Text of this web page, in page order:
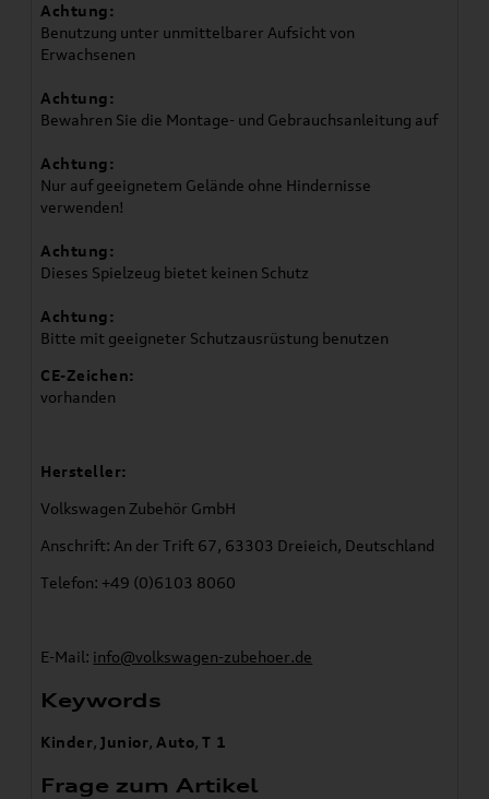
Achtung:
Benutzung unter unmittelbarer Aufsicht von
Erwachsenen
Achtung:
Bewahren Sie die Montage- und Gebrauchsanleitung auf
Achtung:
Nur auf geeignetem Gelände ohne Hindernisse
verwenden!
Achtung:
Dieses Spielzeug bietet keinen Schutz
Achtung:
Bitte mit geeigneter Schutzausrüstung benutzen
CE-Zeichen:
vorhanden
Hersteller:
Volkswagen Zubehör GmbH
Anschrift: An der Trift 67, 63303 Dreieich, Deutschland
Telefon: +49 (0)6103 8060
E-Mail: info@volkswagen-zubehoer.de
Keywords
Kinder,Junior, Auto,T 1
Frage zum Artikel